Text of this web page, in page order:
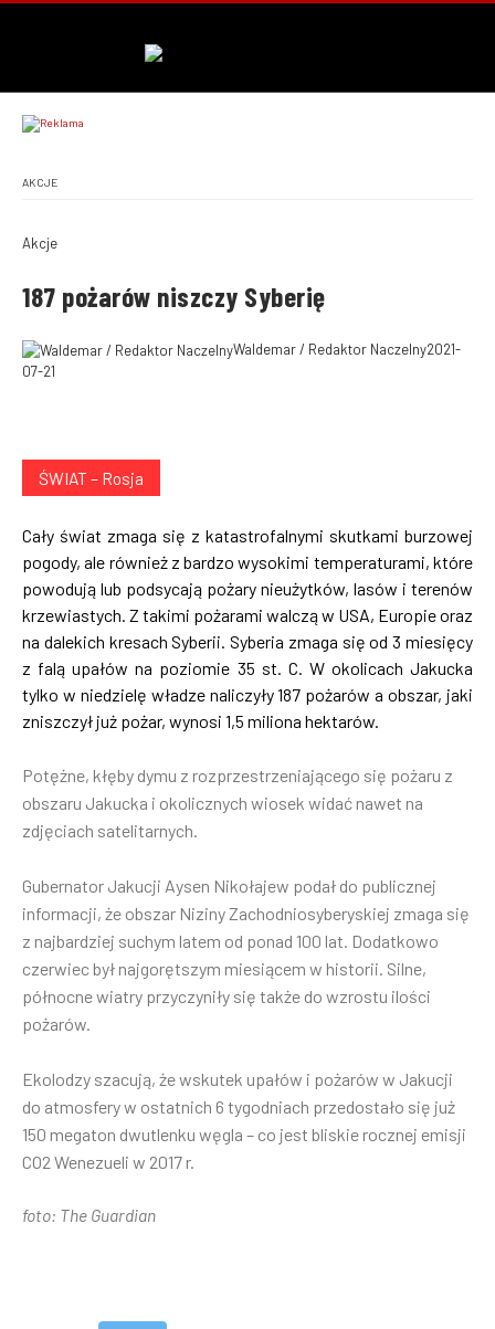
AKCJE
Akcje
187 pożarów niszczy Syberię
Waldemar / Redaktor Naczelny2021-
07-21
ŚWIAT – Rosja
Cały świat zmaga się z katastrofalnymi skutkami burzowej
pogody, ale również z bardzo wysokimi temperaturami, które
powodują lub podsycają pożary nieużytków, lasów i terenów
krzewiastych. Z takimi pożarami walczą w USA, Europie oraz
na dalekich kresach Syberii. Syberia zmaga się od 3 miesięcy
z falą upałów na poziomie 35 st. C. W okolicach Jakucka
tylko w niedzielę władze naliczyły 187 pożarów a obszar, jaki
zniszczył już pożar, wynosi 1,5 miliona hektarów.
Potężne, kłęby dymu z rozprzestrzeniającego się pożaru z
obszaru Jakucka i okolicznych wiosek widać nawet na
zdjęciach satelitarnych.
Gubernator Jakucji Aysen Nikołajew podał do publicznej
informacji, że obszar Niziny Zachodniosyberyskiej zmaga się
z najbardziej suchym latem od ponad 100 lat. Dodatkowo
czerwiec był najgorętszym miesiącem w historii. Silne,
północne wiatry przyczyniły się także do wzrostu ilości
pożarów.
Ekolodzy szacują, że wskutek upałów i pożarów w Jakucji
do atmosfery w ostatnich 6 tygodniach przedostało się już
150 megaton dwutlenku węgla – co jest bliskie rocznej emisji
CO2 Wenezueli w 2017 r.
foto: The Guardian